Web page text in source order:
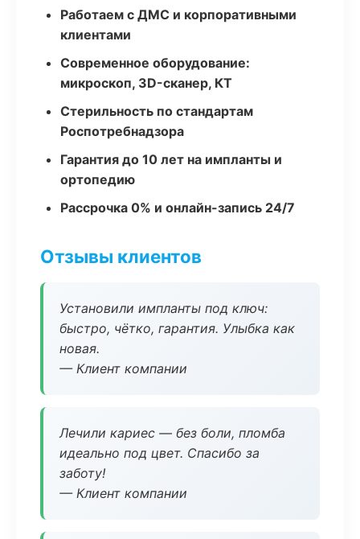
Работаем с ДМС и корпоративными
клиентами
Современное оборудование:
микроскоп, 3D-сканер, КТ
Стерильность по стандартам
Роспотребнадзора
Гарантия до 10 лет на импланты и
ортопедию
Рассрочка 0% и онлайн-запись 24/7
Отзывы клиентов
Установили импланты под ключ:
быстро, чётко, гарантия. Улыбка как
новая.
— Клиент компании
Лечили кариес — без боли, пломба
идеально под цвет. Спасибо за
заботу!
— Клиент компании